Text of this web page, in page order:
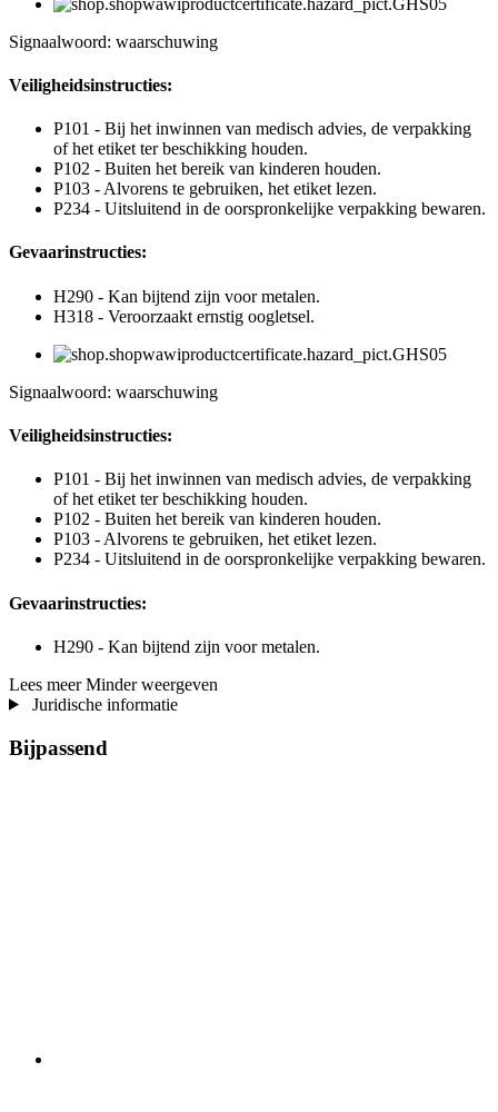
Signaalwoord: waarschuwing
Veiligheidsinstructies:
P101 - Bij het inwinnen van medisch advies, de verpakking
of het etiket ter beschikking houden.
P102 - Buiten het bereik van kinderen houden.
P103 - Alvorens te gebruiken, het etiket lezen.
P234 - Uitsluitend in de oorspronkelijke verpakking bewaren.
Gevaarinstructies:
H290 - Kan bijtend zijn voor metalen.
H318 - Veroorzaakt ernstig oogletsel.
Signaalwoord: waarschuwing
Veiligheidsinstructies:
P101 - Bij het inwinnen van medisch advies, de verpakking
of het etiket ter beschikking houden.
P102 - Buiten het bereik van kinderen houden.
P103 - Alvorens te gebruiken, het etiket lezen.
P234 - Uitsluitend in de oorspronkelijke verpakking bewaren.
Gevaarinstructies:
H290 - Kan bijtend zijn voor metalen.
Lees meer Minder weergeven
Juridische informatie
Bijpassend